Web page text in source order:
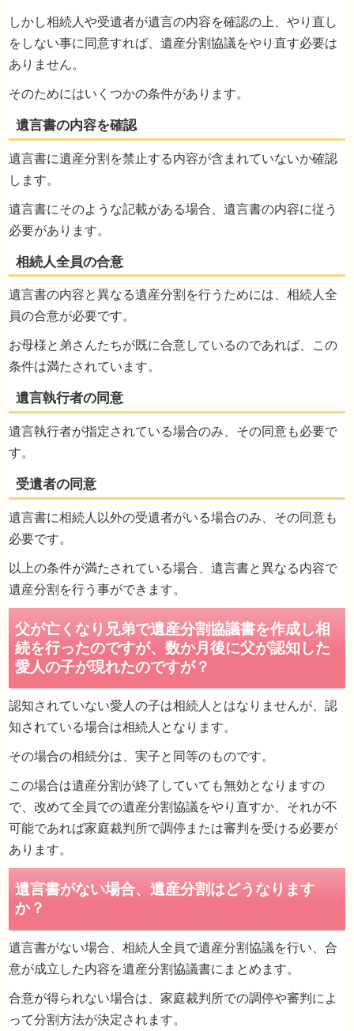
姉と二人で亡くなった父の遺産（土地、現
を、遺産分割協議書を作成して相続したの
０万円）がある事が判明いたしました。分
議はやり直しとなるでしょうか？
母親と弟２人で父の遺産分割協議をおこな
したが、後になって父の遺言書が見つかり
た。分割協議を行った内容と遺言書に書か
いた内容が若干違うのですが母と弟も既に
協議を行った内容で問題ないと言っている
すがどうしたら良いでしょうか？
しかし相続人や受遺者が遺言の内容を確認の上、やり直し
をしない事に同意すれば、遺産分割協議をやり直す必要は
ありません。
そのためにはいくつかの条件があります。
遺言書に遺産分割を禁止する内容が含まれていないか確認
します。
遺言書にそのような記載がある場合、遺言書の内容に従う
必要があります。
遺言書の内容と異なる遺産分割を行うためには、相続人全
員の合意が必要です。
お母様と弟さんたちが既に合意しているのであれば、この
条件は満たされています。
遺言執行者が指定されている場合のみ、その同意も必要で
す。
遺言書に相続人以外の受遺者がいる場合のみ、その同意も
必要です。
以上の条件が満たされている場合、遺言書と異なる内容で
遺産分割を行う事ができます。
認知されていない愛人の子は相続人とはなりませんが、認
知されている場合は相続人となります。
その場合の相続分は、実子と同等のものです。
この場合は遺産分割が終了していても無効となりますの
で、改めて全員での遺産分割協議をやり直すか、それが不
可能であれば家庭裁判所で調停または審判を受ける必要が
あります。
遺言書がない場合、相続人全員で遺産分割協議を行い、合
意が成立した内容を遺産分割協議書にまとめます。
合意が得られない場合は、家庭裁判所での調停や審判によ
って分割方法が決定されます。